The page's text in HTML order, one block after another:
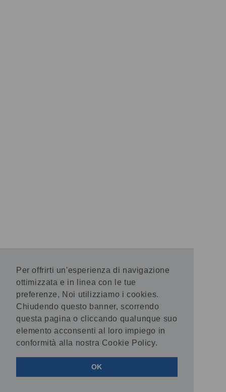
Per offrirti un'esperienza di navigazione
ottimizzata e in linea con le tue
preferenze, Noi utilizziamo i cookies.
Chiudendo questo banner, scorrendo
questa pagina o cliccando qualunque suo
elemento acconsenti al loro impiego in
conformità alla nostra Cookie Policy.
OK